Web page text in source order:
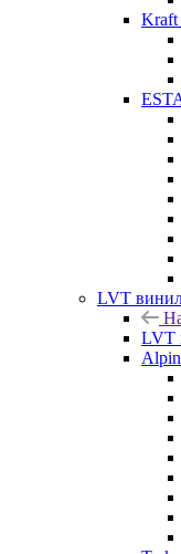
Kraft
LVT
LVT